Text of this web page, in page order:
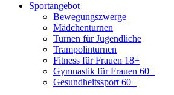
Sportangebot
Bewegungszwerge
Mädchenturnen
Turnen für Jugendliche
Trampolinturnen
Fitness für Frauen 18+
Gymnastik für Frauen 60+
Gesundheitssport 60+